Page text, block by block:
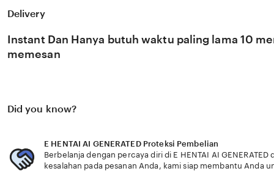
konten adalah pondasi penting bagi kemajuan industri
semakin berkembang pesat di pasar global. Dengan
dari 🎯 sosok viral favorit Anda secara eksklusif.
Delivery
Instant Dan Hanya butuh waktu paling lama 10
memesan
Did you know?
E HENTAI AI GENERATED Proteksi Pembelian
Berbelanja dengan percaya diri di E HENTAI AI
kesalahan pada pesanan Anda, kami siap membantu Anda